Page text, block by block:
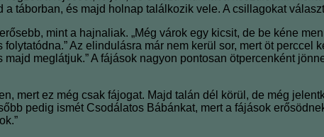
táborban, és majd holnap találkozik vele. A csillagokat
mint a hajnaliak. „Még várok egy kicsit, de be kéne
Az elindulásra már nem kerül sor, mert öt perccel
meglátjuk.” A fájások nagyon pontosan ötpercenként
mert ez még csak fájogat. Majd talán dél körül, de még
pedig ismét Csodálatos Bábánkat, mert a fájások